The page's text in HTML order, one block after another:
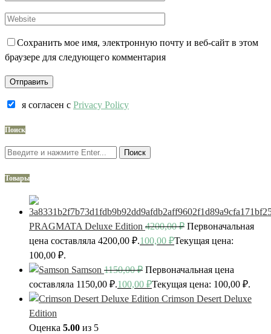
Сохранить мое имя, электронную почту и веб-сайт в этом
браузере для следующего комментария
я согласен c Privacy Policy
Поиск
Поиск
Товары
PRAGMATA Deluxe Edition 4200,00₽ Первоначальная
цена составляла 4200,00 ₽.100,00 ₽Текущая цена:
100,00 ₽.
Samson 1150,00₽ Первоначальная цена
составляла 1150,00 ₽.100,00 ₽Текущая цена: 100,00 ₽.
Crimson Desert Deluxe
Edition
Оценка 5.00 из 5